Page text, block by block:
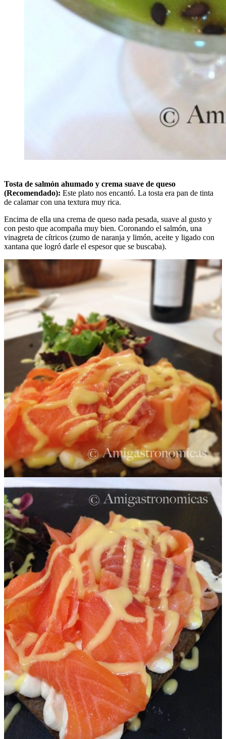
Tosta de salmón ahumado y crema suave de queso
(Recomendado): Este plato nos encantó. La tosta era pan de tinta
de calamar con una textura muy rica.
Encima de ella una crema de queso nada pesada, suave al gusto y
con pesto que acompaña muy bien. Coronando el salmón, una
vinagreta de cítricos (zumo de naranja y limón, aceite y ligado con
xantana que logró darle el espesor que se buscaba).